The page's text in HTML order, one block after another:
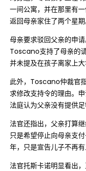
一间公寓，并在那里有
返回母亲家住了两个星期
母亲要求驳回父亲的申
Toscano支持了母亲的
并未提及在孩子离家上
此外，Toscano仲裁官
求修改支持令的理由。申
法庭认为父亲没有提供
法官还指出，父亲打算
只是希望停止向母亲支
年，只是宣告儿子不再
法官托斯卡诺明显看出